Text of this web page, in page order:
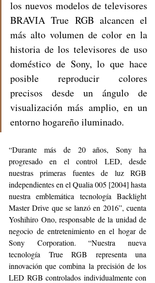
los nuevos modelos de televisores
BRAVIA True RGB alcancen el
más alto volumen de color en la
historia de los televisores de uso
doméstico de Sony, lo que hace
posible reproducir colores
precisos desde un ángulo de
visualización más amplio, en un
entorno hogareño iluminado.
“Durante más de 20 años, Sony ha
progresado en el control LED, desde
nuestras primeras fuentes de luz RGB
independientes en el Qualia 005 [2004] hasta
nuestra emblemática tecnología Backlight
Master Drive que se lanzó en 2016”, cuenta
Yoshihiro Ono, responsable de la unidad de
negocio de entretenimiento en el hogar de
Sony Corporation. “Nuestra nueva
tecnología True RGB representa una
innovación que combina la precisión de los
LED RGB controlados individualmente con